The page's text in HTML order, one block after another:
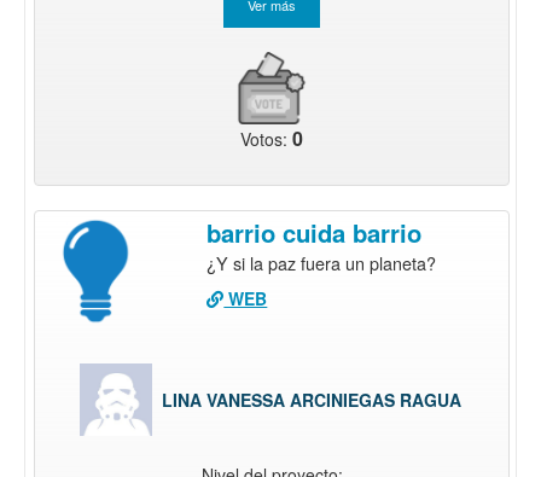
Votos: 0
barrio cuida barrio
¿Y si la paz fuera un planeta?
WEB
LINA VANESSA ARCINIEGAS RAGUA